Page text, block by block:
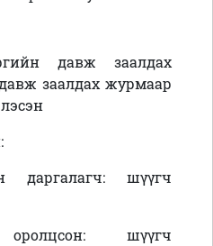
давж заалдах
заалдах журмаар
даргалагч: шүүгч
оролцсон: шүүгч